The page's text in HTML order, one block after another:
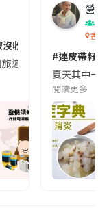
收😱出發前切記檢查
旅遊的民眾，近期要
營養
香港
#連皮帶籽
夏天其中一
閱讀更多